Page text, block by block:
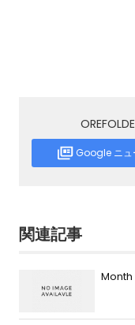
Google ニュ
関連記事